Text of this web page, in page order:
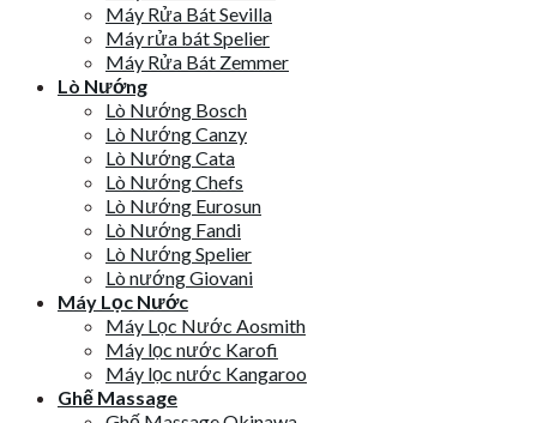
Máy Rửa Bát Sevilla
Máy rửa bát Spelier
Máy Rửa Bát Zemmer
Lò Nướng
Lò Nướng Bosch
Lò Nướng Canzy
Lò Nướng Cata
Lò Nướng Chefs
Lò Nướng Eurosun
Lò Nướng Fandi
Lò Nướng Spelier
Lò nướng Giovani
Máy Lọc Nước
Máy Lọc Nước Aosmith
Máy lọc nước Karofi
Máy lọc nước Kangaroo
Ghế Massage